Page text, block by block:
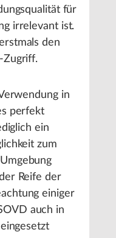
für
irrelevant ist.
den
Zugriff.
in
perfekt
ein
zum
Reife der
einiger
auch in